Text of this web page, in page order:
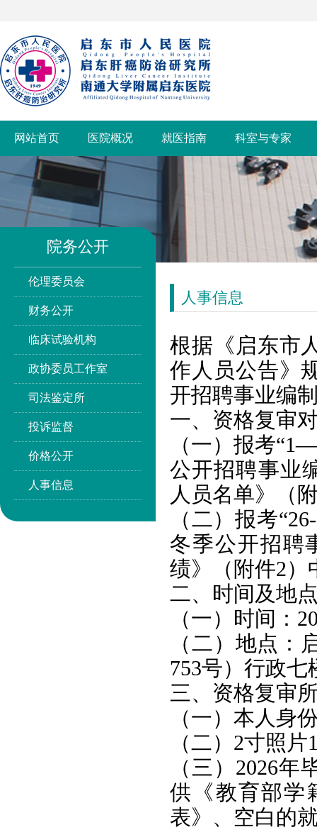
网站首页 医院概况 就医指南 科室与专家
院务公开
伦理委员会
财务公开
临床试验机构
政协委员工作室
司法鉴定所
投诉监督
价格公开
人事信息
人事信息
根据《启东市
作人员公告》
开招聘事业编
一、资格复审
（一）报考
公开招聘事业
人员名单》（
（二）报考
冬季公开招聘
绩》（附件2）
二、时间及地
（一）时间：
（二）地点：
753号）行政
三、资格复审
（一）本人身
（二）2寸照片
（三）2026
供《教育部学
表》、空白的